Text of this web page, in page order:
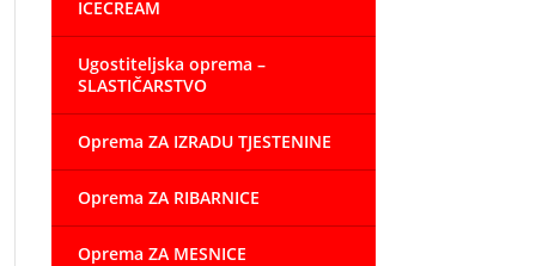
ICECREAM
Ugostiteljska oprema –
SLASTIČARSTVO
Oprema ZA IZRADU TJESTENINE
Oprema ZA RIBARNICE
Oprema ZA MESNICE